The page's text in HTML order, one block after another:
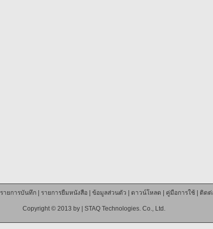
รายการบันทึก| รายการยืมหนังสือ ข้อมูลส่วนตัว ดาวน์โหลด คู่มือการใช้| ติดต่
Copyright © 2013 by | STAQ Technologies. Co., Ltd.